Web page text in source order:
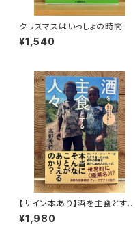
クリスマスはいっしょの時間
¥1,540
【サイン本あり】酒を主食とする
人々 エチオピアの科学的秘境
を旅する
¥1,980